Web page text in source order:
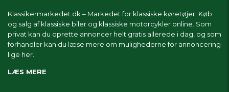
Klassikermarkedet.dk – Markedet for klassiske køretøjer. Køb
og salg af klassiske biler og klassiske motorcykler online. Som
privat kan du oprette annoncer helt gratis allerede i dag, og som
forhandler kan du læse mere om mulighederne for annoncering
lige her.
LÆS MERE